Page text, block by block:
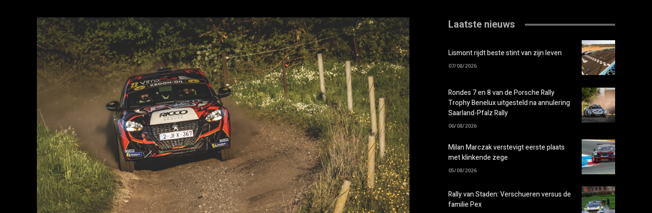
Laatste nieuws
Lismont rijdt beste stint van zijn leven
07/08/2026
Rondes 7 en 8 van de Porsche Rally
Trophy Benelux uitgesteld na annulering
Saarland-Pfalz Rally
06/08/2026
Milan Marczak verstevigt eerste plaats
met klinkende zege
05/08/2026
Rally van Staden: Verschueren versus de
familie Pex